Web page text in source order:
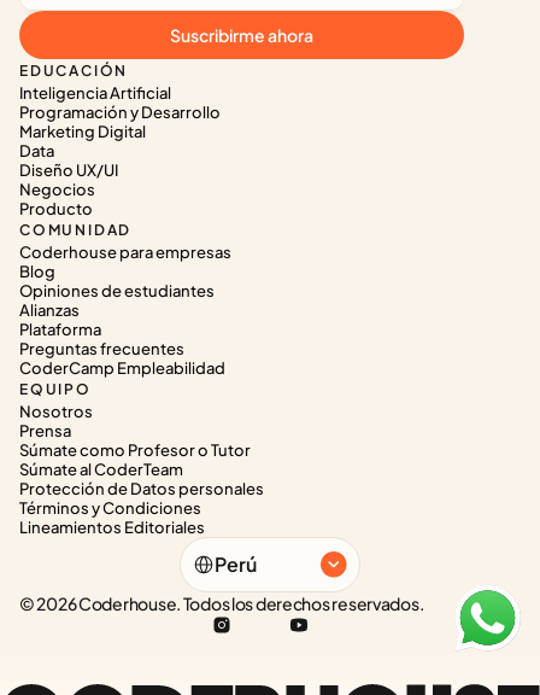
EDUCACIÓN
Inteligencia Artificial
Programación y Desarrollo
Marketing Digital
Data
Diseño UX/UI
Negocios
Producto
COMUNIDAD
Coderhouse para empresas
Blog
Opiniones de estudiantes
Alianzas
Plataforma
Preguntas frecuentes
CoderCamp Empleabilidad
EQUIPO
Nosotros
Prensa
Súmate como Profesor o Tutor
Súmate al CoderTeam
Protección de Datos personales
Términos y Condiciones
Lineamientos Editoriales
Suscribirme ahora
Select Language
Perú
© 2026 Coderhouse. Todos los derechos reservados.